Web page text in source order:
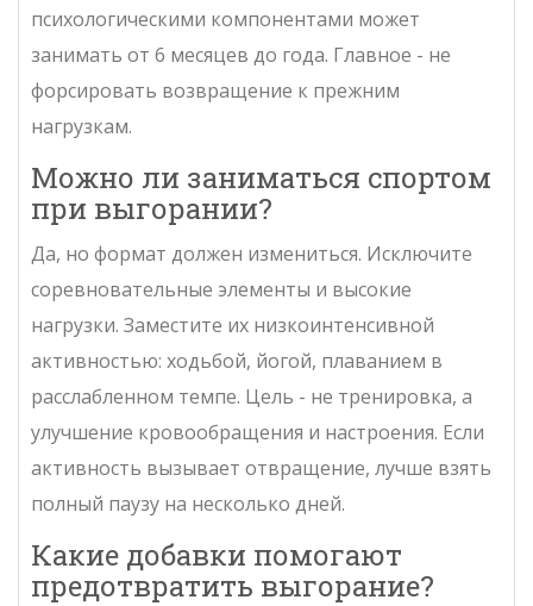
психологическими компонентами может
занимать от 6 месяцев до года. Главное - не
форсировать возвращение к прежним
нагрузкам.
Можно ли заниматься спортом
при выгорании?
Да, но формат должен измениться. Исключите
соревновательные элементы и высокие
нагрузки. Заместите их низкоинтенсивной
активностью: ходьбой, йогой, плаванием в
расслабленном темпе. Цель - не тренировка, а
улучшение кровообращения и настроения. Если
активность вызывает отвращение, лучше взять
полный паузу на несколько дней.
Какие добавки помогают
предотвратить выгорание?